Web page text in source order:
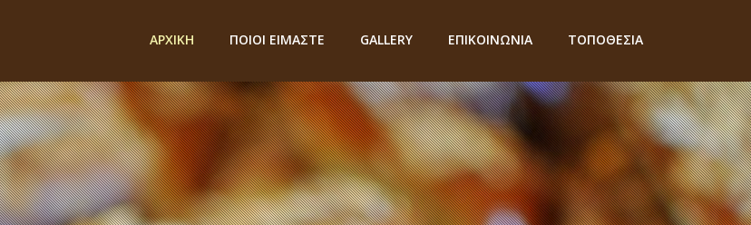
ΑΡΧΙΚΗ ΠΟΙΟΙ ΕΙΜΑΣΤΕ GALLERY ΕΠΙΚΟΙΝΩΝΙΑ ΤΟΠΟΘΕΣΙΑ